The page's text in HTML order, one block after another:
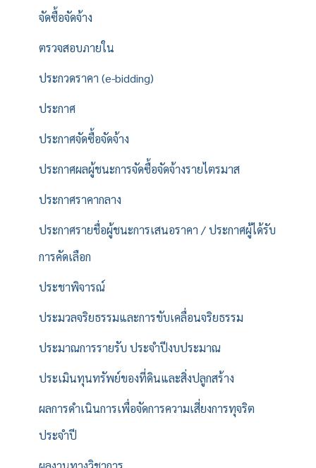
จัดซื้อจัดจ้าง
ตรวจสอบภายใน
ประกวดราคา (e-bidding)
ประกาศ
ประกาศจัดซื้อจัดจ้าง
ประกาศผลผู้ชนะการจัดซื้อจัดจ้างรายไตรมาส
ประกาศราคากลาง
ประกาศรายชื่อผู้ชนะการเสนอราคา / ประกาศผู้ได้รับ
การคัดเลือก
ประชาพิจารณ์
ประมวลจริยธรรมและการขับเคลื่อนจริยธรรม
ประมาณการรายรับ ประจำปีงบประมาณ
ประเมินทุนทรัพย์ของที่ดินและสิ่งปลูกสร้าง
ผลการดำเนินการเพื่อจัดการความเสี่ยงการทุจริต
ประจำปี